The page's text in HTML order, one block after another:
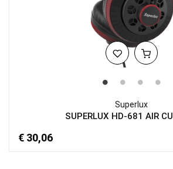
Superlux
SUPERLUX HD-681 AIR
€ 30,06